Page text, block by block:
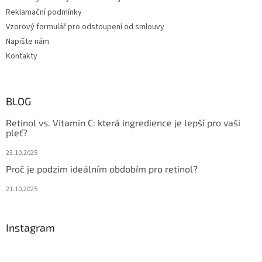
Reklamační podmínky
Vzorový formulář pro odstoupení od smlouvy
Napište nám
Kontakty
BLOG
Retinol vs. Vitamin C: která ingredience je lepší pro vaši
pleť?
23.10.2025
Proč je podzim ideálním obdobím pro retinol?
21.10.2025
Instagram